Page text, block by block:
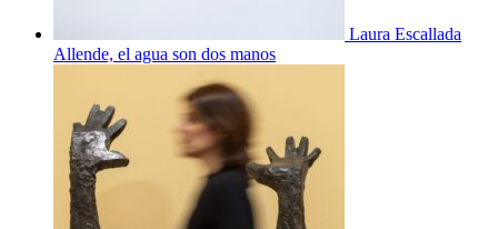
Laura Escallada
Allende, el agua son dos manos